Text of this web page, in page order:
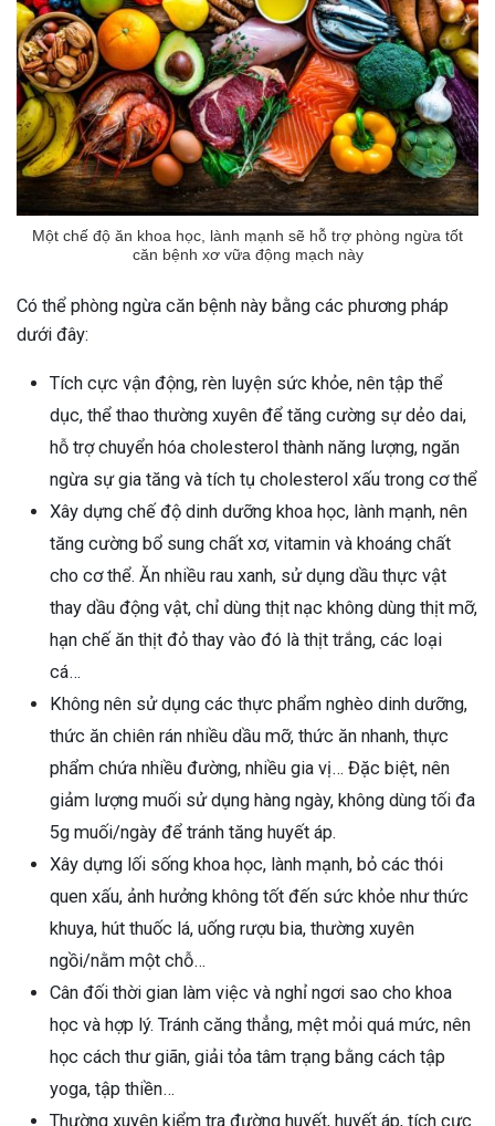
Một chế độ ăn khoa học, lành mạnh sẽ hỗ trợ phòng ngừa tốt
căn bệnh xơ vữa động mạch này
Có thể phòng ngừa căn bệnh này bằng các phương pháp
dưới đây:
Tích cực vận động, rèn luyện sức khỏe, nên tập thể
dục, thể thao thường xuyên để tăng cường sự dẻo dai,
hỗ trợ chuyển hóa cholesterol thành năng lượng, ngăn
ngừa sự gia tăng và tích tụ cholesterol xấu trong cơ thể
Xây dựng chế độ dinh dưỡng khoa học, lành mạnh, nên
tăng cường bổ sung chất xơ, vitamin và khoáng chất
cho cơ thể. Ăn nhiều rau xanh, sử dụng dầu thực vật
thay dầu động vật, chỉ dùng thịt nạc không dùng thịt mỡ,
hạn chế ăn thịt đỏ thay vào đó là thịt trắng, các loại
cá…
Không nên sử dụng các thực phẩm nghèo dinh dưỡng,
thức ăn chiên rán nhiều dầu mỡ, thức ăn nhanh, thực
phẩm chứa nhiều đường, nhiều gia vị… Đặc biệt, nên
giảm lượng muối sử dụng hàng ngày, không dùng tối đa
5g muối/ngày để tránh tăng huyết áp.
Xây dựng lối sống khoa học, lành mạnh, bỏ các thói
quen xấu, ảnh hưởng không tốt đến sức khỏe như thức
khuya, hút thuốc lá, uống rượu bia, thường xuyên
ngồi/nằm một chỗ…
Cân đối thời gian làm việc và nghỉ ngơi sao cho khoa
học và hợp lý. Tránh căng thẳng, mệt mỏi quá mức, nên
học cách thư giãn, giải tỏa tâm trạng bằng cách tập
yoga, tập thiền…
Thường xuyên kiểm tra đường huyết, huyết áp, tích cực